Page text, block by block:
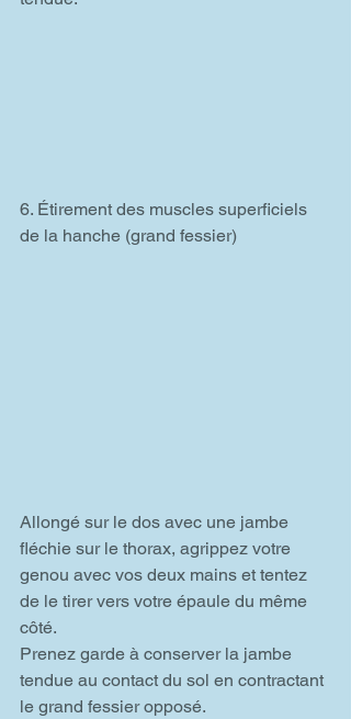
6. Étirement des muscles superficiels
de la hanche (grand fessier)
Allongé sur le dos avec une jambe
fléchie sur le thorax, agrippez votre
genou avec vos deux mains et tentez
de le tirer vers votre épaule du même
côté.
Prenez garde à conserver la jambe
tendue au contact du sol en contractant
le grand fessier opposé.